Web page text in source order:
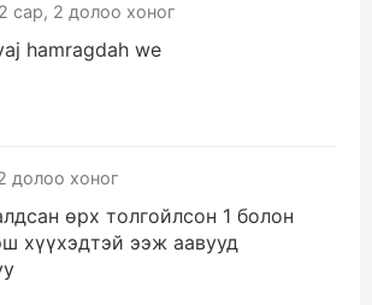
2 сар, 2 долоо хоног
hamragdah we
долоо хоног
өрх толгойлсон 1 болон
хүүхэдтэй ээж аавууд